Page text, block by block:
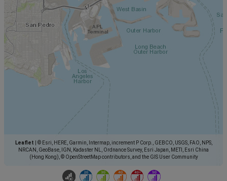
Leaflet
© Esri, HERE, Garmin, Intermap, increment P Corp., GEBCO, USGS, FAO, NPS,
NRCAN, GeoBase, IGN, Kadaster NL, Ordnance Survey, Esri Japan, METI, Esri China
(Hong Kong), © OpenStreetMap contributors, and the GIS User Community